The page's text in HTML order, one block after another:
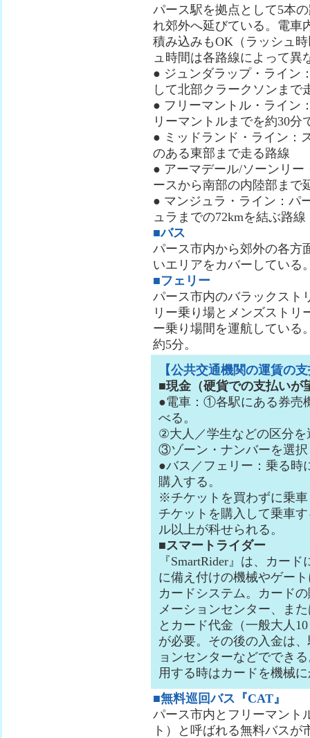
パース駅を拠点として5本
れ郊外へ延びている。電車
積み込みもOK（ラッシュ
ュ時間は各路線によって異
● ジュンダラップ・ライン
して北部クラークソンまで
● フリーマントル・ライン
リーマントルまでを約30分
● ミッドランド・ライン：
のある東部まで走る路線
● アーマデール/ソーンリー
ースから南部の内陸部まで
● マンジュラ・ライン：パ
ュラまでの72kmを結ぶ路線
■バス
パース市内から郊外の各方
いエリアをカバーしている
■フェリー
パース市内のバラックスト
リー乗り場とメンズストリ
ー乗り場間を運航している
約5分。
【公共交通機関の運賃の
■現金（硬貨での支払いが
●電車：①各駅にある券売
べる。
②大人／学生などの区分を
③ゾーン・ナンバーを選
●バス／フェリー：乗る時
購入する。
※チケットを買わずに乗
チケットを購入して乗車
ル以上が科せられる。
■スマートライダー
『SmartRider』は、カー
に備え付けの機械やゲー
カードシステム。カード
メーションセンター、ま
とカード代金（一般大人
が必要。その後の入金は
ョンセンターなどででき
用する時はカードを機械
■無料巡回バス『CAT』
パース市内とフリーマント
ト）と呼ばれる無料バス